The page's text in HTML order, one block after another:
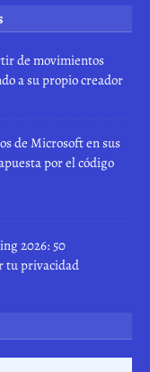
de movimientos
a su propio creador
de Microsoft en sus
por el código
2026: 50
tu privacidad